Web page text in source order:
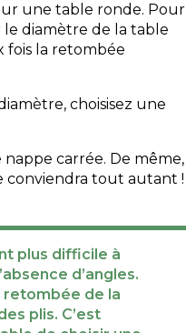
une table ronde. Pour
diamètre de la table
fois la retombée
choisisez une
carrée. De même,
conviendra tout autant !
plus difficile à
d’angles.
retombée de la
plis. C’est